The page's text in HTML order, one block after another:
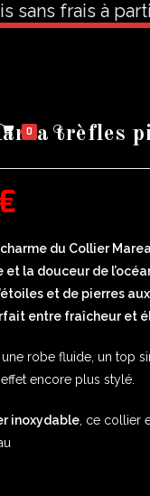
frais à partir de
0 trèfles
du Collier
la douceur de
et de pierres
entre fraîcheur et
robe fluide, un top
encore plus stylé.
inoxydable, ce collier